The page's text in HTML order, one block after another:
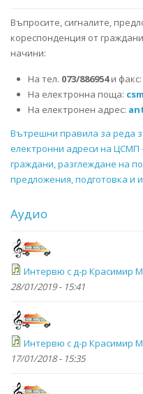
Въпросите, сигналите,
кореспонденция от
начини:
На тел. 073/886954и факс:
На електронна поща:
На електронен адрес:
Вътрешни правила за реда
електронни адреси на ЦСМП
граждани, разглеждане на
предложения, подготовка и
Аудио
Интервю с д-р Красимир
28/01/2019 - 15:41
Интервю с д-р Красимир
17/01/2018 - 15:35